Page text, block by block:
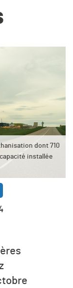
dont 710
installée